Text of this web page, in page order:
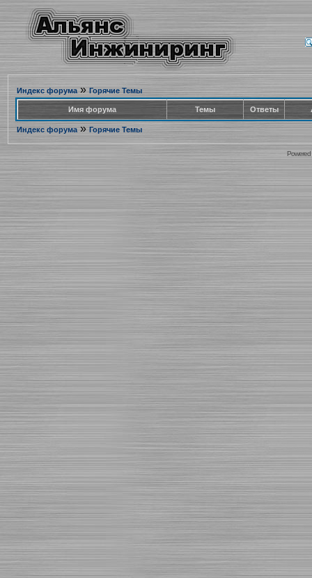
Индекс форума» Горячие Темы
Имя форума Темы Ответы
Индекс форума» Горячие Темы